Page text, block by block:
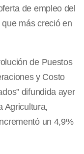
de empleo del
más creció en
de Puestos
y Costo
difundida ayer
Agricultura,
un 4,9%